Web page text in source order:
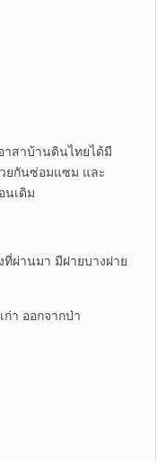
สาบ้านดินไทยได้มี
ยกันซ่อมแซม และ
นเดิม
ผ่านมา มีฝายบางฝาย
า ออกจากป่า